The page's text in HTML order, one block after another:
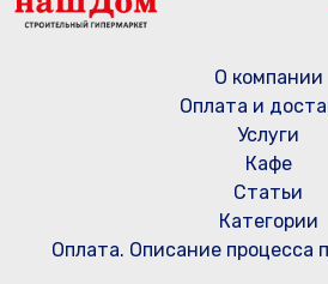
О компании
Оплата и
Услуги
Кафе
Статьи
Категории
Оплата. Описание процесса